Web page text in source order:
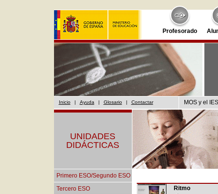
Profesorado
Inicio | Ayuda | Glosario | Contactar MOS y el
UNIDADES
DIDÁCTICAS
Primero ESO/Segundo ESO
Tercero ESO Ritmo